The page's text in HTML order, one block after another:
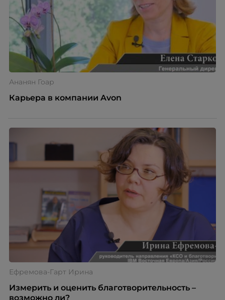
Ананян Гоар
Карьера в компании Avon
Ефремова-Гарт Ирина
Измерить и оценить благотворительность –
возможно ли?